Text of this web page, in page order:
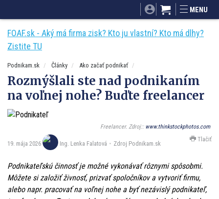
Mnamky-recepty.sk
MENU
FOAF.sk - Aký má firma zisk? Kto ju vlastní? Kto má dlhy?
Zistite TU
Podnikam.sk Články Ako začať podnikať
Rozmýšlali ste nad podnikaním
na voľnej nohe? Buďte freelancer
Freelancer. Zdroj:: www.thinkstockphotos.com
19. mája 2026 Ing. Lenka Falatová Zdroj Podnikam.sk
Tlačiť
Podnikateľskú činnosť je možné vykonávať rôznymi spôsobmi.
Môžete si založiť živnosť, prizvať spoločníkov a vytvoriť firmu,
alebo napr. pracovať na voľnej nohe a byť nezávislý podnikateľ,